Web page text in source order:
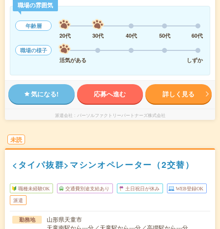
職場の雰囲気
年齢層
20代
30代 40代 50代
60代
職場の様子
活気がある
しずか
気になる! 応募へ進む 詳しく見る
派遣会社 パーソルファクトリーパートナーズ株式会社
未読
<タイパ抜群>マシンオペレーター（2交替）
職種未経験OK 交通費別途支給あり 土日祝日が休み WEB登録OK
派遣
勤務地
山形県天童市
天童南駅から---分／天童駅から---分／高擶駅から---分